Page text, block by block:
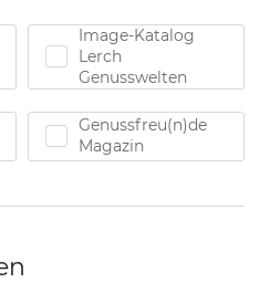
Image-Katalog
Lerch
Genusswelten
Genussfreu(n)de
Magazin